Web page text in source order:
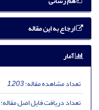
ارجاع به این مقاله
آمار
تعداد مشاهده مقاله:1,203
تعداد دریافت فایل اصل مقاله: